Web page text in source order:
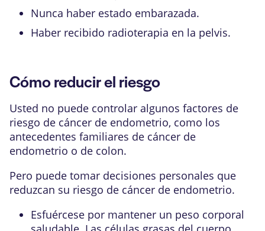
Nunca haber estado embarazada.
Haber recibido radioterapia en la pelvis.
Cómo reducir el riesgo
Usted no puede controlar algunos factores de
riesgo de cáncer de endometrio, como los
antecedentes familiares de cáncer de
endometrio o de colon.
Pero puede tomar decisiones personales que
reduzcan su riesgo de cáncer de endometrio.
Esfuércese por mantener un peso corporal